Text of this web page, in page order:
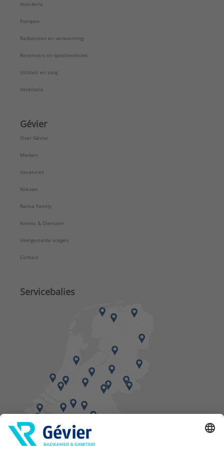
Non-ferro
Pompen
Radiatoren en verwarming
Reservoirs en spoeltechniek
Utiliteit en zorg
Ventilatie
Gévier
Over Gévier
Merken
Vacatures
Nieuws
Rensa Family
Kennis & Diensten
Veelgestelde vragen
Contact
Servicebalies
Vind een balie in de buurt